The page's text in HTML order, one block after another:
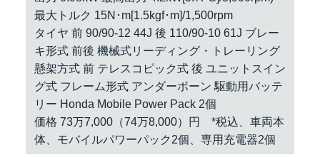
最大トルク 15N･m[1.5kgf･m]/1,500rpm
タイヤ 前 90/90-12 44J 後 110/90-10 61J ブレー
キ形式 前後 機械式リーディング・トレーリング
懸架方式 前 テレスコピック式 後 ユニットスイン
グ式 フレーム形式 アンダーボーン 駆動用バッテ
リー Honda Mobile Power Pack 2個
価格 73万7,000（74万8,000）円 *税込、車両本
体、モバイルパワーパック2個、専用充電器2個